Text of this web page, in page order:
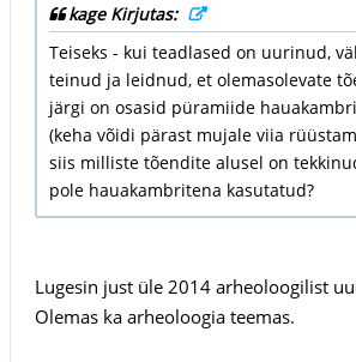
kage Kirjutas:
Teiseks - kui teadlased on uurinud,
teinud ja leidnud, et olemasolevate
järgi on osasid püramiide
(keha võidi pärast mujale viia
siis milliste tõendite alusel on
pole hauakambritena kasutatud?
Lugesin just üle 2014 arheoloogilist
Olemas ka arheoloogia teemas.